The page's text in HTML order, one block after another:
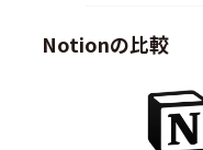
Notionの比較